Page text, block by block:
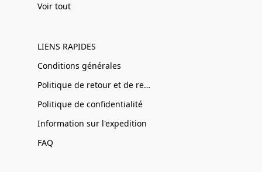
Voir tout
LIENS RAPIDES
Conditions générales
Politique de retour et de remboursement
Politique de confidentialité
Information sur l'expedition
FAQ